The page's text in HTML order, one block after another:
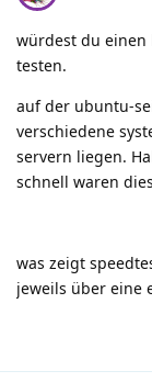
würdest du einen
testen.
auf der ubuntu-
verschiedene
servern liegen.
schnell waren
was zeigt
jeweils über eine